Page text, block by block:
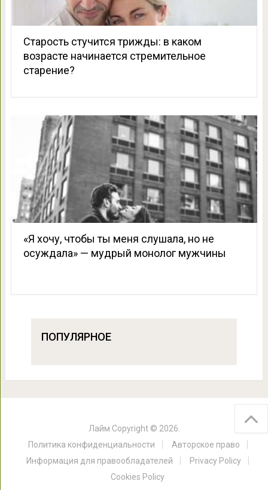
Старость стучится трижды: в каком
возрасте начинается стремительное
старение?
«Я хочу, чтобы ты меня слушала, но не
осуждала» — мудрый монолог мужчины
ПОПУЛЯРНОЕ
Лайм Copyright © 2026.
Политика конфиденциальности
Авторское право
Информация для правообладателей
Privacy Policy
Cookies Policy